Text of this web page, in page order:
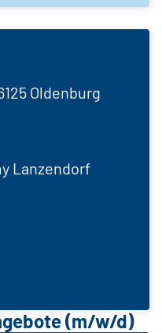
Oldenburg
Lanzendorf
(m/w/d)